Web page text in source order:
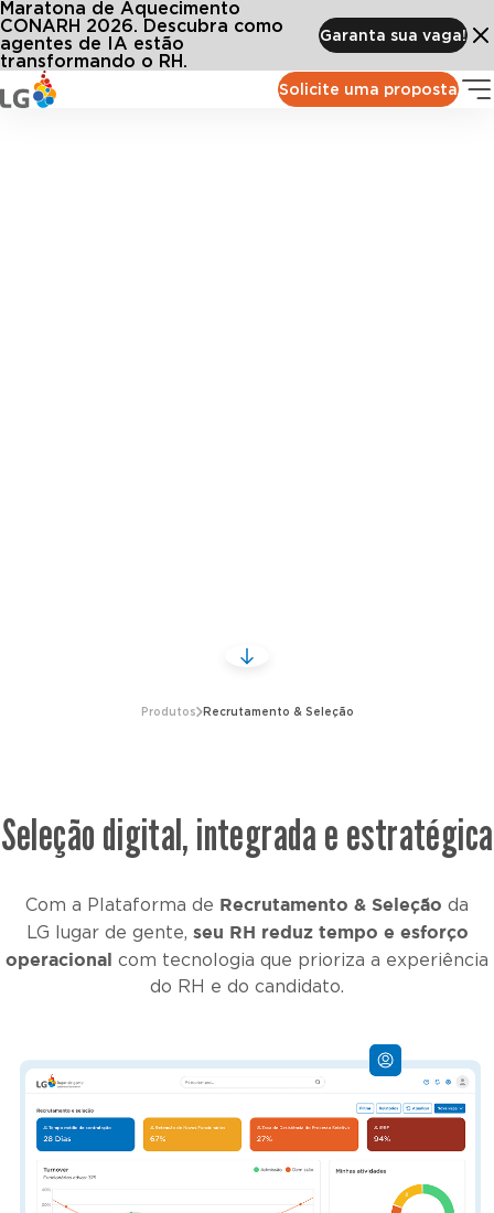
Solicite uma proposta
Maratona de Aquecimento
CONARH 2026. Descubra como
agentes de IA estão
transformando o RH.
Garanta sua vaga!
Produtos Recrutamento & Seleção
Seleção digital, integrada e estratégica
Com a Plataforma de Recrutamento & Seleção da
LG lugar de gente, seu RH reduz tempo e esforço
operacional
com tecnologia que prioriza a experiência
do RH e do candidato.